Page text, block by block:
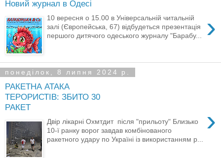
Новий журнал в Одесі
›
10 вересня о 15.00 в Універсальній читальній
залі (Європейська, 67) відбудеться презентація
першого дитячого одеського журналу "Барабу...
понеділок, 8 липня 2024 р.
РАКЕТНА АТАКА
ТЕРОРИСТІВ: ЗБИТО 30
РАКЕТ
›
Двір лікарні Охмтдит після "прильоту" Близько
10-ї ранку ворог завдав комбінованого
ракетного удару по Україні із використанням р...